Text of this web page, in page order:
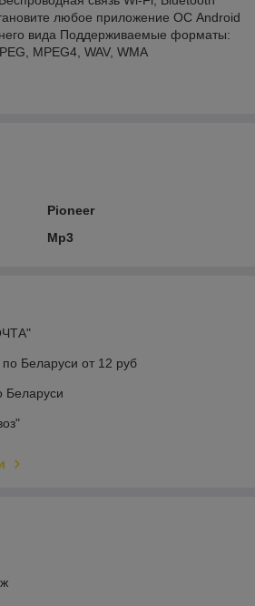
любое приложение ОС Android
вида Поддерживаемые форматы:
MPEG4, WAV, WMA
Pioneer
Mp3
по Беларуси от 12 руб
Беларуси